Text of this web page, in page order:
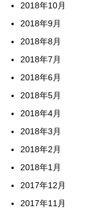
2018年10月
2018年9月
2018年8月
2018年7月
2018年6月
2018年5月
2018年4月
2018年3月
2018年2月
2018年1月
2017年12月
2017年11月